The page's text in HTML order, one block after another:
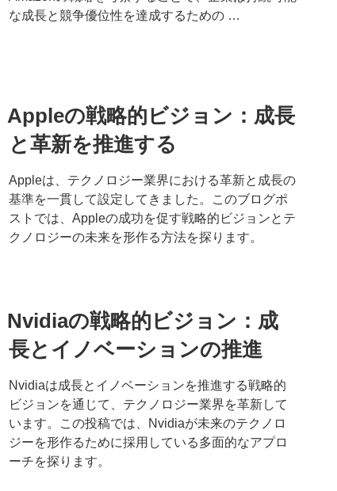
な成長と競争優位性を達成するための …
Appleの戦略的ビジョン：成長
と革新を推進する
Appleは、テクノロジー業界における革新と成長の
基準を一貫して設定してきました。このブログポ
ストでは、Appleの成功を促す戦略的ビジョンとテ
クノロジーの未来を形作る方法を探ります。
Nvidiaの戦略的ビジョン：成
長とイノベーションの推進
Nvidiaは成長とイノベーションを推進する戦略的
ビジョンを通じて、テクノロジー業界を革新して
います。この投稿では、Nvidiaが未来のテクノロ
ジーを形作るために採用している多面的なアプロ
ーチを探ります。